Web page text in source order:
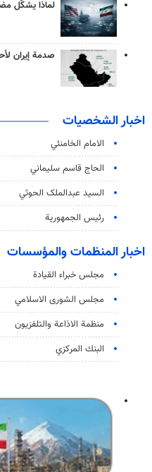
لماذا يشكّل
صدمة إيران
اخبار الشخصيات
الامام الخامنئي
الحاج قاسم سليماني
السید عبدالملک الحوثي
رئيس الجمهورية
اخبار المنظمات والمؤسسات
مجلس خبراء القيادة
مجلس الشورى الاسلامي
منظمة الاذاعة والتلفزیون
البنك المركزي